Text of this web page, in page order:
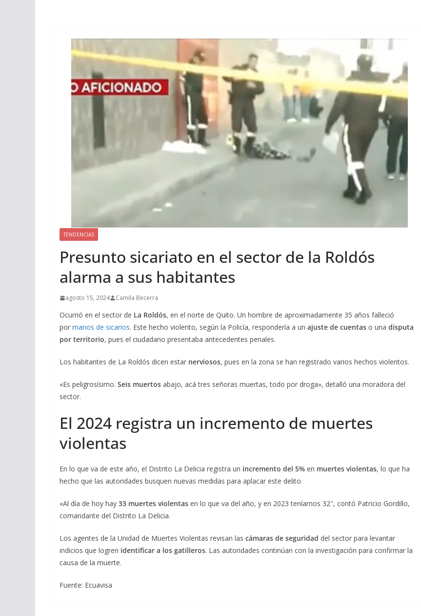
TENDENCIAS
Presunto sicariato en el sector de la Roldós
alarma a sus habitantes
agosto 15, 2024 Camila Becerra
Ocurrió en el sector de La Roldós, en el norte de Quito. Un hombre de aproximadamente 35 años falleció
por manos de sicarios. Este hecho violento, según la Policía, respondería a un ajuste de cuentas o una disputa
por territorio, pues el ciudadano presentaba antecedentes penales.
Los habitantes de La Roldós dicen estar nerviosos, pues en la zona se han registrado varios hechos violentos.
«Es peligrosísimo. Seis muertos abajo, acá tres señoras muertas, todo por droga», detalló una moradora del
sector.
El 2024 registra un incremento de muertes
violentas
En lo que va de este año, el Distrito La Delicia registra un incremento del 5% en muertes violentas, lo que ha
hecho que las autoridades busquen nuevas medidas para aplacar este delito.
«Al día de hoy hay 33 muertes violentas en lo que va del año, y en 2023 teníamos 32″, contó Patricio Gordillo,
comandante del Distrito La Delicia.
Los agentes de la Unidad de Muertes Violentas revisan las cámaras de seguridad del sector para levantar
indicios que logren identificar a los gatilleros. Las autoridades continúan con la investigación para confirmar la
causa de la muerte.
Fuente: Ecuavisa